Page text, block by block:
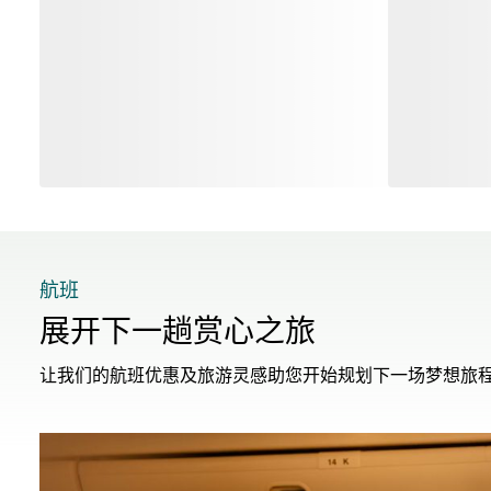
航班
展开下一趟赏心之旅
让我们的航班优惠及旅游灵感助您开始规划下一场梦想旅